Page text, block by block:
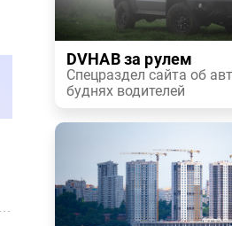
DVHAB за рулем
Спецраздел сайта об
буднях водителей